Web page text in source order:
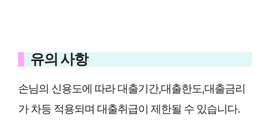
유의 사항
손님의 신용도에 따라 대출기간,대출한도,대출금리
가 차등 적용되며 대출취급이 제한될 수 있습니다.